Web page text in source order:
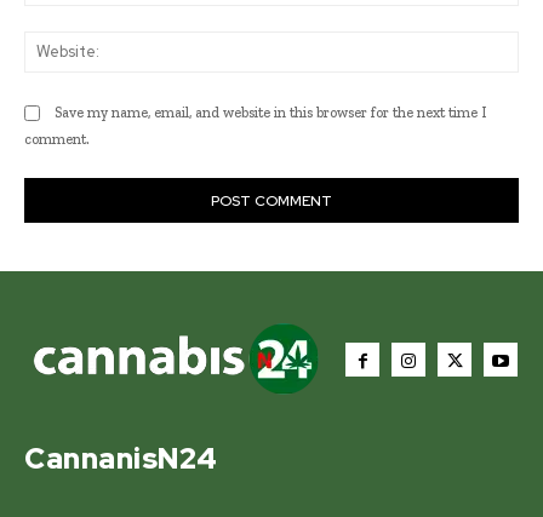
Save my name, email, and website in this browser for the next time I
comment.
CannanisN24